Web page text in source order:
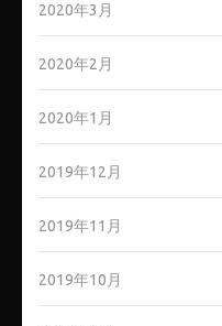
2020年3月
2020年2月
2020年1月
2019年12月
2019年11月
2019年10月